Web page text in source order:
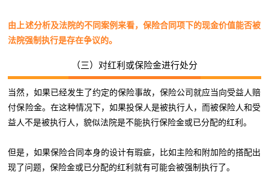
由上述分析及法院的不同案例来看，保险合同项下的现金价值能否被
法院强制执行是存在争议的。
（三）对红利或保险金进行处分
当然，如果已经发生了约定的保险事故，保险公司就应当向受益人赔
付保险金。在这种情况下，如果投保人是被执行人，而被保险人和受
益人不是被执行人，貌似法院是不能执行保险金或已分配的红利。
但是，如果保险合同本身的设计有瑕疵，比如主险和附加险的搭配出
现了问题，保险金或已分配的红利就有可能会被强制执行了。